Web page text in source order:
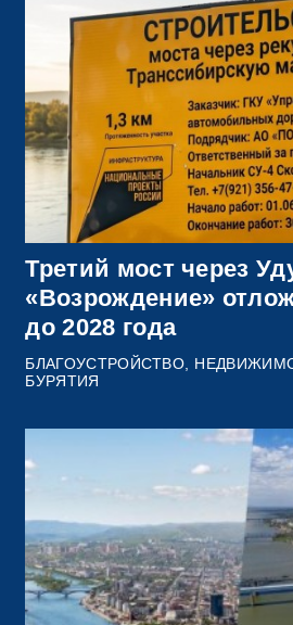
Третий мост через
«Возрождение»
до 2028 года
БЛАГОУСТРОЙСТВО
БУРЯТИЯ